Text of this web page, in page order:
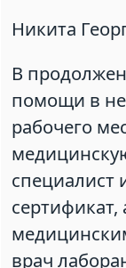
Никита
В
помощи в
рабочего
врач